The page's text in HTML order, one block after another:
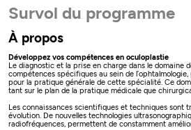
Survol du programme
À propos
Développez vos compétences en oculoplastie
Le diagnostic et la prise en charge dans le domaine
compétences spécifiques au sein de
pour la pratique générale de cette spécialité. Ce
tant sur le plan de la pratique médicale que
Les connaissances scientifiques et techniques sont
évolution. De nouvelles technologies
radiofréquences, permettent de constamment